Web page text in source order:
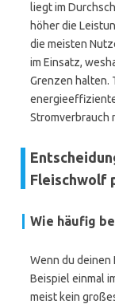
liegt im
höher die
die meisten
im Einsatz,
Grenzen halten.
Stromverbrauch
Fleischwolf
Wie häufig
Wenn du
Beispiel einmal
meist kein